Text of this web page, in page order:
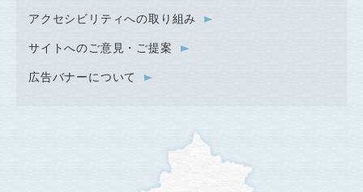
アクセシビリティへの取り組み
サイトへのご意見・ご提案
広告バナーについて